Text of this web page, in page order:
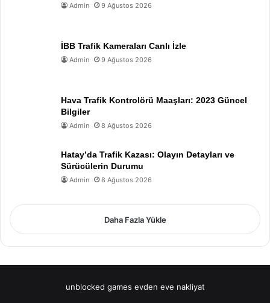
Admin 9 Ağustos 2026
İBB Trafik Kameraları Canlı İzle
Admin 9 Ağustos 2026
Hava Trafik Kontrolörü Maaşları: 2023 Güncel
Bilgiler
Admin 8 Ağustos 2026
Hatay’da Trafik Kazası: Olayın Detayları ve
Sürücülerin Durumu
Admin 8 Ağustos 2026
Daha Fazla Yükle
unblocked games evden eve nakliyat